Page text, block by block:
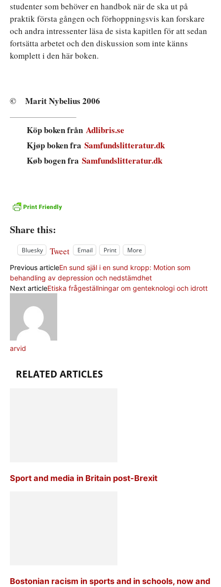
studenter som behöver en handbok när de ska ut på
praktik första gången och förhoppningsvis kan forskare
och andra intressenter läsa de sista kapitlen för att sedan
fortsätta arbetet och den diskussion som inte känns
komplett i den här boken.
© Marit Nybelius 2006
Köp boken från Adlibris.se
Kjøp boken fra Samfundslitteratur.dk
Køb bogen fra Samfundslitteratur.dk
Share this:
Bluesky Tweet Email Print More
Previous articleEn sund själ i en sund kropp: Motion som
behandling av depression och nedstämdhet
Next articleEtiska frågeställningar om genteknologi och idrott
arvid
RELATED ARTICLES
Sport and media in Britain post-Brexit
Bostonian racism in sports and in schools, now and